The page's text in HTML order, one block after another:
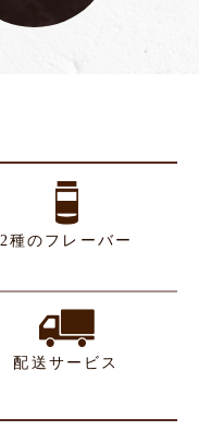
2種のフレーバー
配送サービス